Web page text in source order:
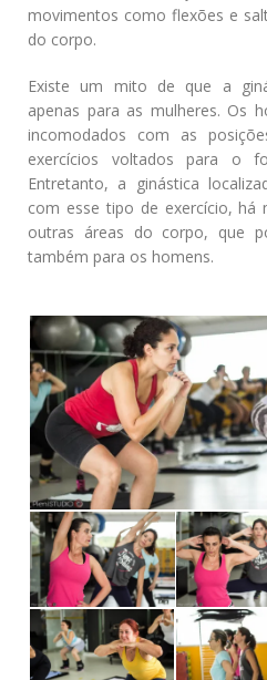
movimentos como flexões e
do corpo.
Existe um mito de que a
apenas para as mulheres. Os
incomodados com as
exercícios voltados para o
Entretanto, a ginástica
com esse tipo de exercício, há
outras áreas do corpo, que
também para os homens.